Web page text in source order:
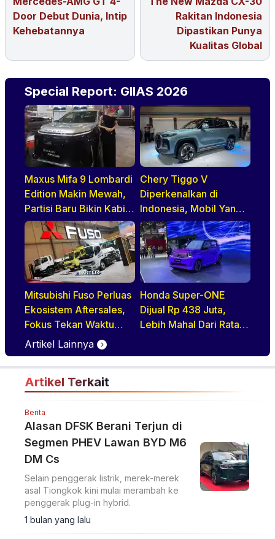
Door Debut Dunia, Intip
Kehebatannya
Rakitan Indonesia
Dipastikan Punya
Kualitas Global
Special Report: GIIAS 2026
Maxus Mifa 9 Lombardi
Edition Makin Mewah,
Partisi Baru Bikin Kabin
Lebih Lapang dan
Eksklusif
Chery Tiggo V
Diperkenalkan di
Indonesia, Mobil Yang
BIsa Jadi MPV Hingga
Double Cabin
Mitsubishi Fuso Perluas
Ekosistem Aftersales,
Fokus Tekan Waktu
Perawatan Armada
Honda Super-ONE
Dijual Rp 438 Juta,
Lebih Mahal Dari Rata2
Artikel Lainnya
Artikel Terkait
Berita
Alasan DFSK Berani Terjun di
Segmen PHEV Lawan BYD M6
DM Cs
Selain penggerak listrik, merek-merek
asal Tiongkok kini mulai merambah ke
penggerak plug-in hybrid.
1 bulan yang lalu